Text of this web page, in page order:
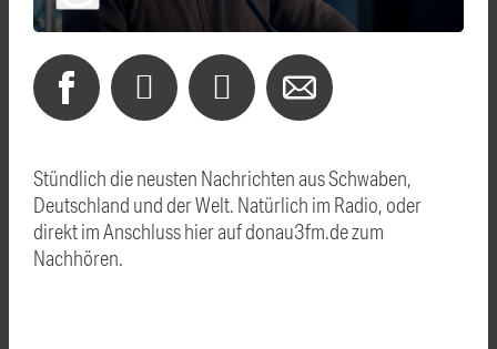
Stündlich die neusten Nachrichten aus Schwaben,
Deutschland und der Welt. Natürlich im Radio, oder
direkt im Anschluss hier auf donau3fm.de zum
Nachhören.